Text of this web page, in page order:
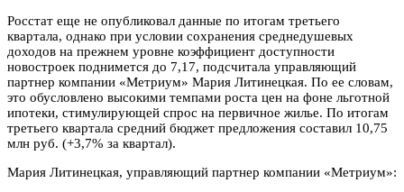
Росстат еще не опубликовал данные по итогам третьего
квартала, однако при условии сохранения среднедушевых
доходов на прежнем уровне коэффициент доступности
новостроек поднимется до 7,17, подсчитала управляющий
партнер компании «Метриум» Мария Литинецкая. По ее словам,
это обусловлено высокими темпами роста цен на фоне льготной
ипотеки, стимулирующей спрос на первичное жилье. По итогам
третьего квартала средний бюджет предложения составил 10,75
млн руб. (+3,7% за квартал).
Мария Литинецкая, управляющий партнер компании «Метриум»: